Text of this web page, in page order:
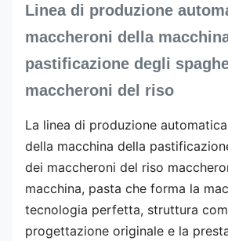
Linea di produzione
maccheroni della
pastificazione degli
maccheroni del riso
La linea di produzione
della macchina della
dei maccheroni del riso
macchina, pasta che forma la
tecnologia perfetta, struttura
progettazione originale e la